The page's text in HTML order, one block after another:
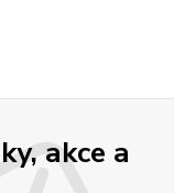
akce a